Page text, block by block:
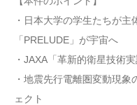
・日本大学の学生たちが
「PRELUDE」が宇宙へ
・JAXA「革新的衛星技術
・地震先行電離圏変動現
ェクト